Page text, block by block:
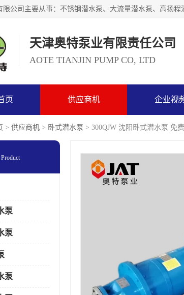
天津奥特泵业有限责任公司
AOTE TIANJIN PUMP CO, LTD
页 供应商机 企业视
> 供应商机 > 卧式潜水泵 > 300QJW 沈阳卧式潜水泵 免
Product
泵
泵
泵